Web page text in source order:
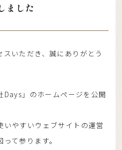
ーム
ました
いただき、誠にありがとう
Days」のホームページを公開
いやすいウェブサイトの運営
て参ります。